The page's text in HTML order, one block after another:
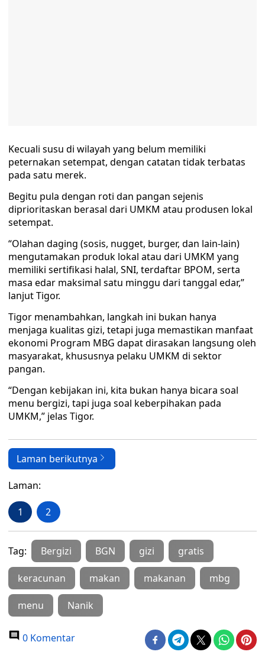
Kecuali susu di wilayah yang belum memiliki
peternakan setempat, dengan catatan tidak terbatas
pada satu merek.
Begitu pula dengan roti dan pangan sejenis
diprioritaskan berasal dari UMKM atau produsen lokal
setempat.
“Olahan daging (sosis, nugget, burger, dan lain-lain)
mengutamakan produk lokal atau dari UMKM yang
memiliki sertifikasi halal, SNI, terdaftar BPOM, serta
masa edar maksimal satu minggu dari tanggal edar,”
lanjut Tigor.
Tigor menambahkan, langkah ini bukan hanya
menjaga kualitas gizi, tetapi juga memastikan manfaat
ekonomi Program MBG dapat dirasakan langsung oleh
masyarakat, khususnya pelaku UMKM di sektor
pangan.
“Dengan kebijakan ini, kita bukan hanya bicara soal
menu bergizi, tapi juga soal keberpihakan pada
UMKM,” jelas Tigor.
Laman berikutnya
Laman:
1 2
Tag: Bergizi BGN gizi gratis
keracunan makan makanan mbg
menu Nanik
0 Komentar